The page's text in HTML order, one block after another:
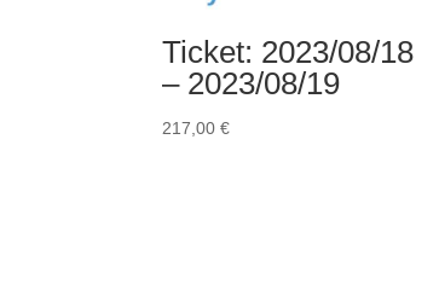
Ticket: 2023/08/18
– 2023/08/19
217,00€